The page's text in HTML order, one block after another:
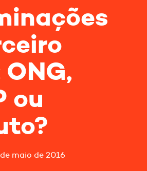
ou
maio de 2016